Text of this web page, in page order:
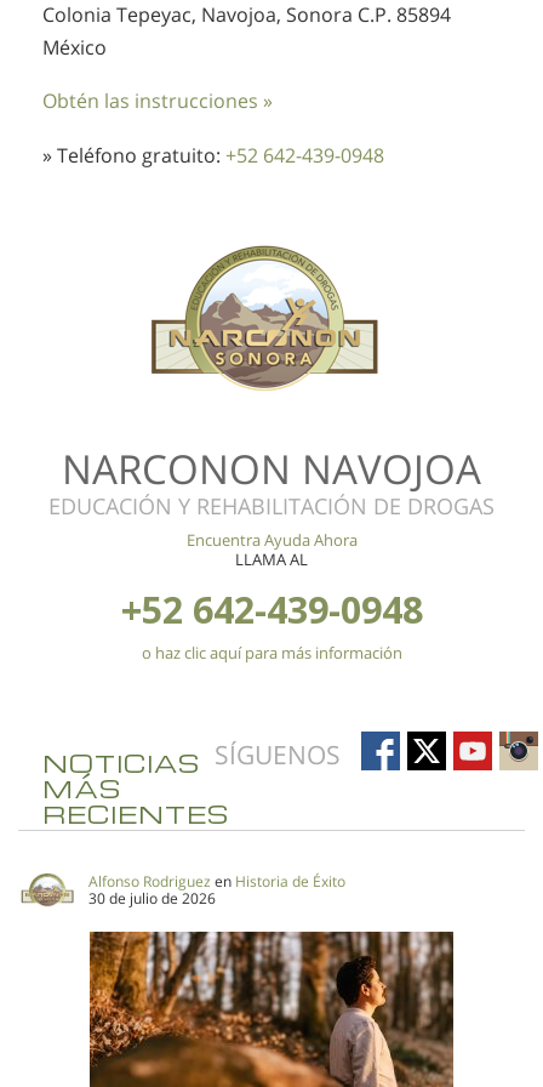
Colonia Tepeyac, Navojoa, Sonora C.P. 85894
México
Obtén las instrucciones »
» Teléfono gratuito: +52 642-439-0948
NARCONON NAVOJOA
EDUCACIÓN Y REHABILITACIÓN DE DROGAS
Encuentra Ayuda Ahora
LLAMA AL
+52 642-439-0948
o haz clic aquí para más información
SÍGUENOS
NOTICIAS
MÁS
RECIENTES
Alfonso Rodriguez en Historia de Éxito
30 de julio de 2026